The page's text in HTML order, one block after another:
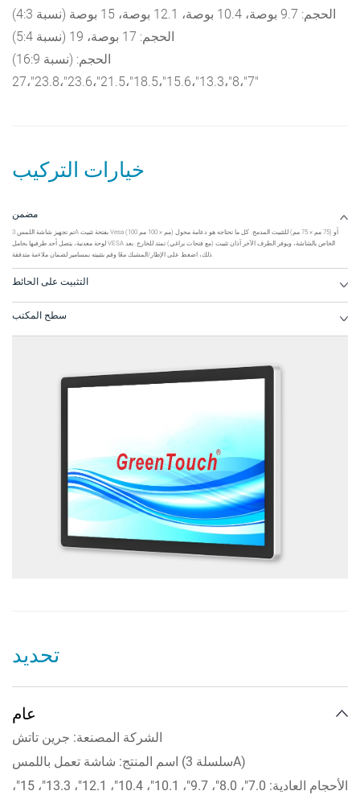
(نسبة 4:3) الحجم: 9.7 بوصة، 10.4 بوصة، 12.1 بوصة، 15 بوصة
(نسبة 5:4) الحجم: 17 بوصة، 19
(نسبة 16:9) الحجم:
7"،8"،13.3"،15.6"،18.5"،21.5"،23.6"،23.8"،27"
خيارات التركيب
مضمن
تم تجهيز شاشة اللمس 3A بفتحة تثبيت Vesa (100 مم × 100 مم) أو (75 مم × 75 مم) للتثبيت المدمج. كل ما تحتاجه هو دعامة محول
لوحة معدنية، يتصل أحد طرفيها بحامل VESA الخاص بالشاشة، ويوفر الطرف الآخر آذان تثبيت (مع فتحات براغي) تمتد للخارج. بعد
التثبيت على الحائط
سطح المكتب
تحديد
عام
الشركة المصنعة: جرين تاتش
اسم المنتج: شاشة تعمل باللمس (سلسلة 3A)
الأحجام العادية: 7.0"، 8.0"، 9.7"، 10.1"، 10.4"، 12.1"، 13.3"، 15"،